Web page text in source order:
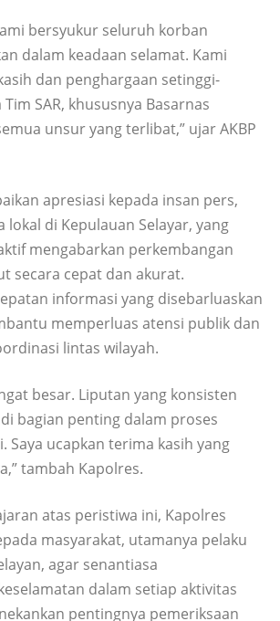
bersyukur seluruh korban
dalam keadaan selamat. Kami
dan penghargaan setinggi-
SAR, khususnya Basarnas
unsur yang terlibat,” ujar AKBP
apresiasi kepada insan pers,
lokal di Kepulauan Selayar, yang
mengabarkan perkembangan
secara cepat dan akurat.
informasi yang disebarluaskan
memperluas atensi publik dan
lintas wilayah.
besar. Liputan yang konsisten
bagian penting dalam proses
Saya ucapkan terima kasih yang
tambah Kapolres.
atas peristiwa ini, Kapolres
masyarakat, utamanya pelaku
agar senantiasa
dalam setiap aktivitas
pentingnya pemeriksaan